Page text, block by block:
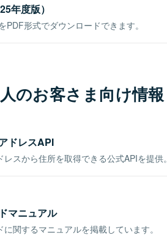
年度版）
形式でダウンロードできます。
のお客さま向け情報
ドレスAPI
スから住所を取得できる公式APIを提供。
マニュアル
関するマニュアルを掲載しています。